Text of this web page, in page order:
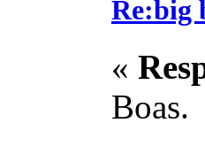
Re:big
«
Boas.